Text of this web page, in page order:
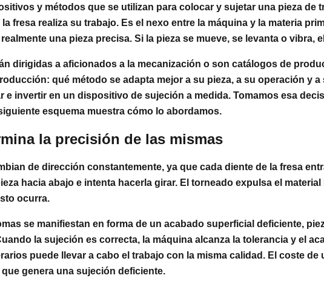
y métodos que se utilizan para colocar y sujetar una pieza de
fresa realiza su trabajo. Es el nexo entre la máquina y la materia
una pieza precisa. Si la pieza se mueve, se levanta o vibra,
dirigidas a aficionados a la mecanización o son catálogos de
qué método se adapta mejor a su pieza, a su operación y
invertir en un dispositivo de sujeción a medida. Tomamos esa
esquema muestra cómo lo abordamos.
la precisión de las mismas
de dirección constantemente, ya que cada diente de la fresa
hacia abajo e intenta hacerla girar. El torneado expulsa el
ocurra.
se manifiestan en forma de un acabado superficial deficiente,
la sujeción es correcta, la máquina alcanza la tolerancia y el
puede llevar a cabo el trabajo con la misma calidad. El coste
genera una sujeción deficiente.